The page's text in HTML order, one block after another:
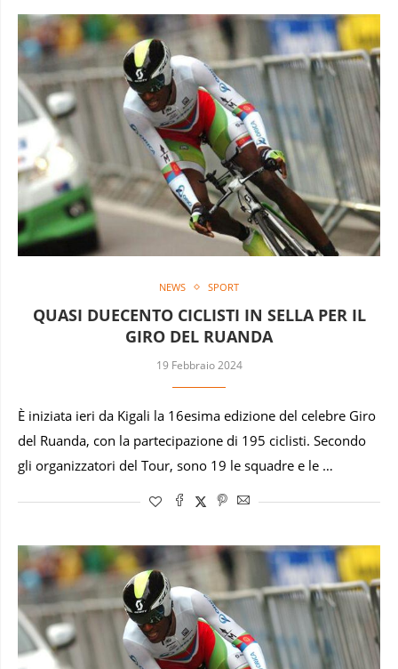
NEWS SPORT
QUASI DUECENTO CICLISTI IN SELLA PER IL
GIRO DEL RUANDA
19 Febbraio 2024
È iniziata ieri da Kigali la 16esima edizione del celebre Giro
del Ruanda, con la partecipazione di 195 ciclisti. Secondo
gli organizzatori del Tour, sono 19 le squadre e le …